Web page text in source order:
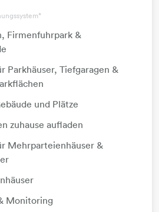
*
Firmenfuhrpark &
Parkhäuser, Tiefgaragen &
und Plätze
zuhause aufladen
Mehrparteienhäuser &
Monitoring